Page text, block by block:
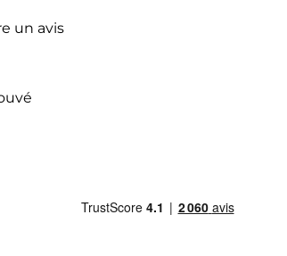
un avis